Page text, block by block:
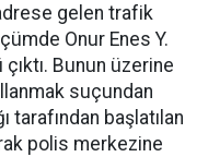
gelen trafik
Onur Enes Y.
Bunun üzerine
suçundan
tarafından başlatılan
polis merkezine